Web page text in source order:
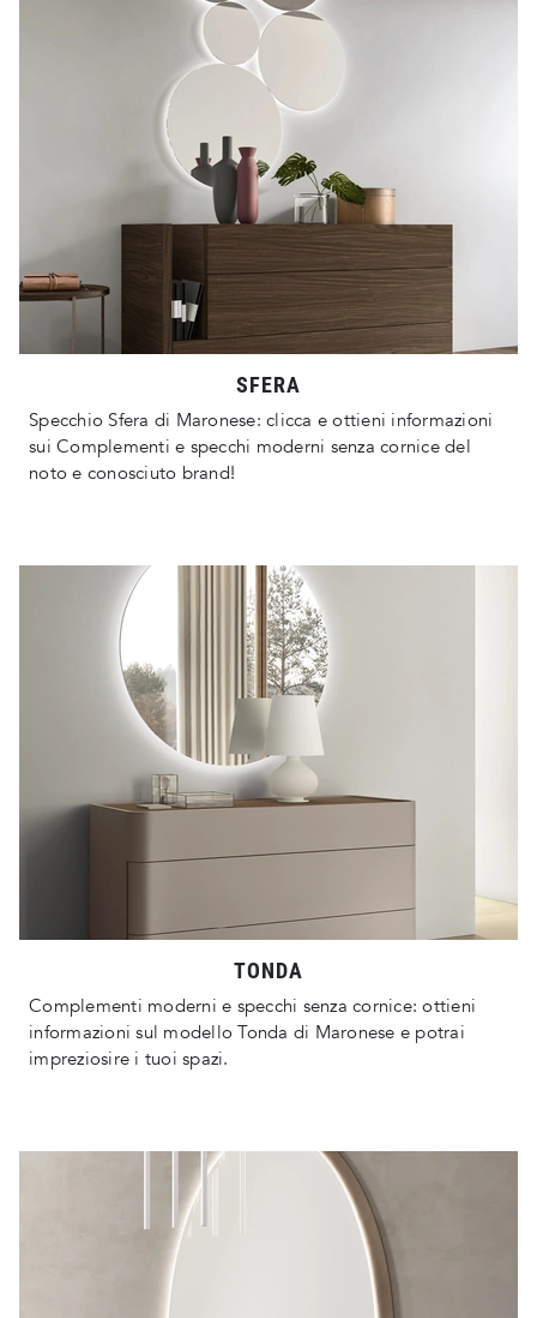
SFERA
Specchio Sfera di Maronese: clicca e ottieni informazioni
sui Complementi e specchi moderni senza cornice del
noto e conosciuto brand!
TONDA
Complementi moderni e specchi senza cornice: ottieni
informazioni sul modello Tonda di Maronese e potrai
impreziosire i tuoi spazi.